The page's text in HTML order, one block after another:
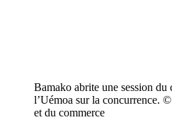
Bamako abrite une session
l’Uémoa sur la concurrence.
et du commerce